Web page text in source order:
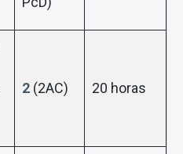
2 (2AC) 20 horas